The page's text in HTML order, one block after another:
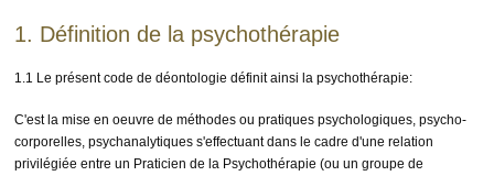
1. Définition de la psychothérapie
1.1 Le présent code de déontologie définit ainsi la psychothérapie:
C'est la mise en oeuvre de méthodes ou pratiques psychologiques, psycho-
corporelles, psychanalytiques s'effectuant dans le cadre d'une relation
privilégiée entre un Praticien de la Psychothérapie (ou un groupe de